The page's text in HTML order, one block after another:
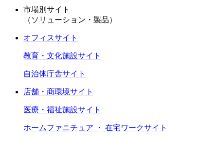
市場別サイト
（ソリューション・製品）
オフィスサイト
教育・文化施設サイト
自治体庁舎サイト
店舗・商環境サイト
医療・福祉施設サイト
ホームファニチュア ・ 在宅ワークサイト